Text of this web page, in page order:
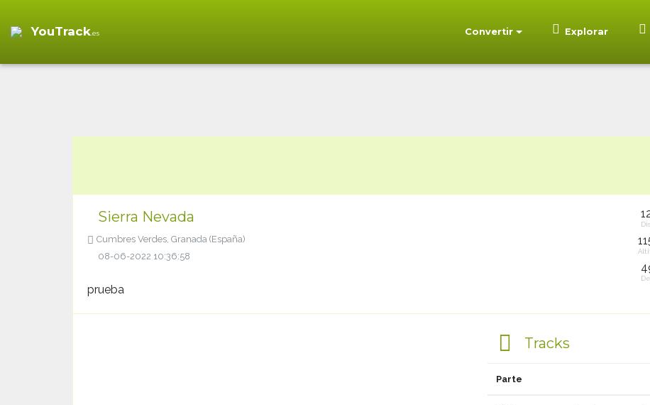
YouTrack.es Convertir Explorar
Sierra Nevada
Cumbres Verdes, Granada (España)
08-06-2022 10:36:58
prueba
Tracks
Parte